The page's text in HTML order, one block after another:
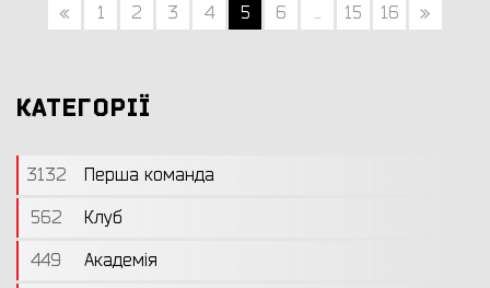
« 1 2 3 4 5 6 ... 15 16 »
КАТЕГОРІЇ
3132
Перша команда
562
Клуб
449
Академія